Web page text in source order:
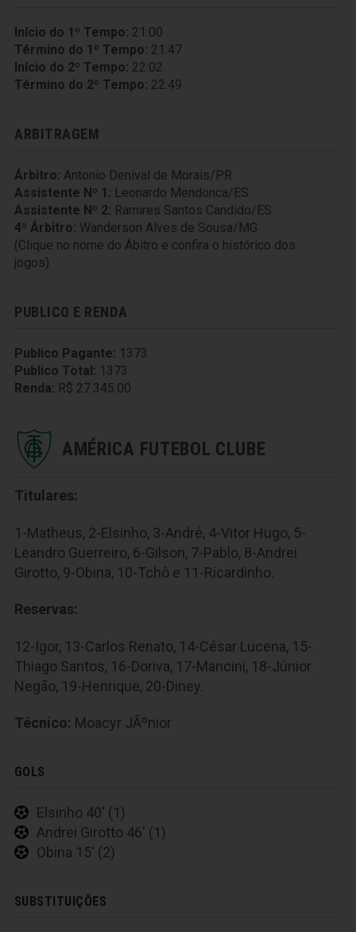
Início do 1º Tempo: 21:00
Término do 1º Tempo: 21:47
Início do 2º Tempo: 22:02
Término do 2º Tempo: 22:49
ARBITRAGEM
Árbitro: Antonio Denival de Morais/PR
Assistente Nº 1: Leonardo Mendonca/ES
Assistente Nº 2: Ramires Santos Candido/ES
4º Árbitro: Wanderson Alves de Sousa/MG
(Clique no nome do Ábitro e confira o histórico dos
jogos)
PUBLICO E RENDA
Publico Pagante: 1373
Publico Total: 1373
Renda: R$ 27.345.00
AMÉRICA FUTEBOL CLUBE
Titulares:
1-Matheus, 2-Elsinho, 3-André, 4-Vitor Hugo, 5-
Leandro Guerreiro, 6-Gilson, 7-Pablo, 8-Andrei
Girotto, 9-Obina, 10-Tchô e 11-Ricardinho.
Reservas:
12-Igor, 13-Carlos Renato, 14-César Lucena, 15-
Thiago Santos, 16-Doriva, 17-Mancini, 18-Júnior
Negão, 19-Henrique, 20-Diney.
Técnico: Moacyr JÃºnior
GOLS
Elsinho 40' (1)
Andrei Girotto 46' (1)
Obina 15' (2)
SUBSTITUIÇÕES